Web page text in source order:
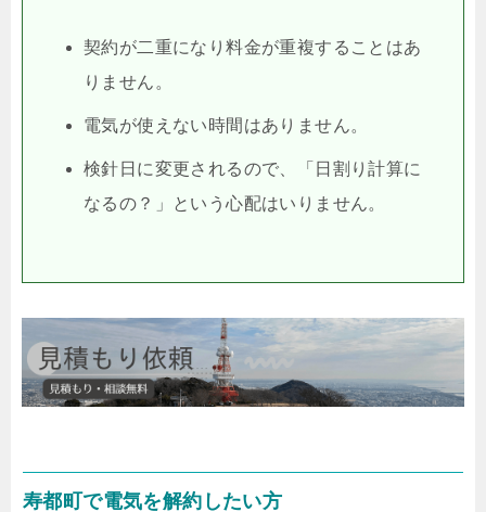
契約が二重になり料金が重複することはあ
りません。
電気が使えない時間はありません。
検針日に変更されるので、「日割り計算に
なるの？」という心配はいりません。
寿都町で電気を解約したい方